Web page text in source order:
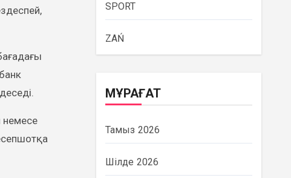
немесе
SPORT
ZAŃ
МҰРАҒАТ
Тамыз 2026
Шілде 2026